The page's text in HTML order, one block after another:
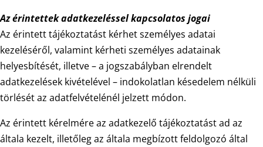
Az érintettek adatkezeléssel kapcsolatos jogai
Az érintett tájékoztatást kérhet személyes adatai
kezeléséről, valamint kérheti személyes adatainak
helyesbítését, illetve – a jogszabályban elrendelt
adatkezelések kivételével – indokolatlan késedelem nélküli
törlését az adatfelvételénél jelzett módon.
Az érintett kérelmére az adatkezelő tájékoztatást ad az
általa kezelt, illetőleg az általa megbízott feldolgozó által